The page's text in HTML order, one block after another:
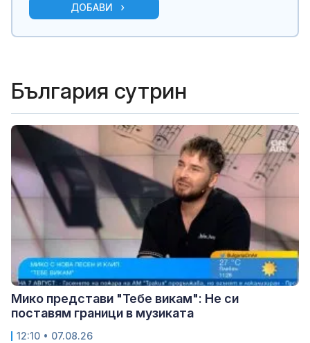
ДОБАВИ
България сутрин
Мико представи "Тебе викам": Не си
поставям граници в музиката
12:10 • 07.08.26